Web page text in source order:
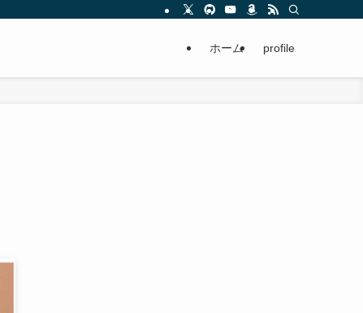
ホーム profile